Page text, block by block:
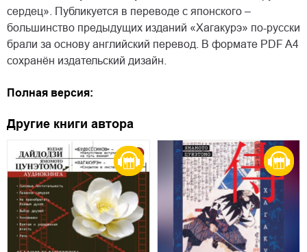
сердец». Публикуется в переводе с японского –
большинство предыдущих изданий «Хагакурэ» по-русски
брали за основу английский перевод. В формате PDF A4
сохранён издательский дизайн.
Полная версия:
Другие книги автора